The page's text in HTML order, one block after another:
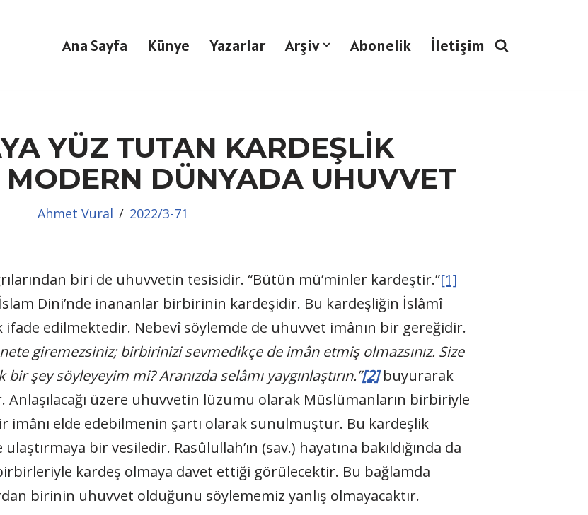
Ana Sayfa Künye Yazarlar Arşiv Abonelik İletişim
YÜZ TUTAN KARDEŞLİK
DÜNYADA UHUVVET
Ahmet Vural 2022/3-71
biri de uhuvvetin tesisidir. “Bütün mü’minler kardeştir.”[1]
Dini’nde inananlar birbirinin kardeşidir. Bu kardeşliğin İslâmî
ifade edilmektedir. Nebevî söylemde de uhuvvet imânın bir gereğidir.
giremezsiniz; birbirinizi sevmedikçe de imân etmiş olmazsınız. Size
şey söyleyeyim mi? Aranızda selâmı yaygınlaştırın.”[2] buyurarak
üzere uhuvvetin lüzumu olarak Müslümanların birbiriyle
imânı elde edebilmenin şartı olarak sunulmuştur. Bu kardeşlik
bir vesiledir. Rasûlullah’ın (sav.) hayatına bakıldığında da
kardeş olmaya davet ettiği görülecektir. Bu bağlamda
birinin uhuvvet olduğunu söylememiz yanlış olmayacaktır.